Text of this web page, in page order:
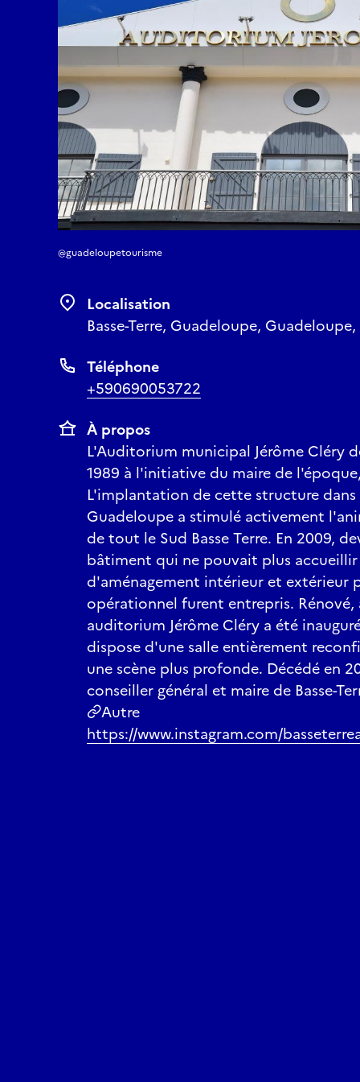
@guadeloupetourisme
Localisation
Basse-Terre, Guadeloupe, Guadeloupe,
Téléphone
+590690053722
À propos
L'Auditorium municipal Jérôme Cléry
1989 à l'initiative du maire de
L'implantation de cette structure dans
Guadeloupe a stimulé activement
de tout le Sud Basse Terre. En 2009,
bâtiment qui ne pouvait plus
d'aménagement intérieur et extérieur
opérationnel furent entrepris. Rénové,
auditorium Jérôme Cléry a été
dispose d'une salle entièrement
une scène plus profonde. Décédé en
conseiller général et maire de Basse-
Autre
https://www.instagram.com/